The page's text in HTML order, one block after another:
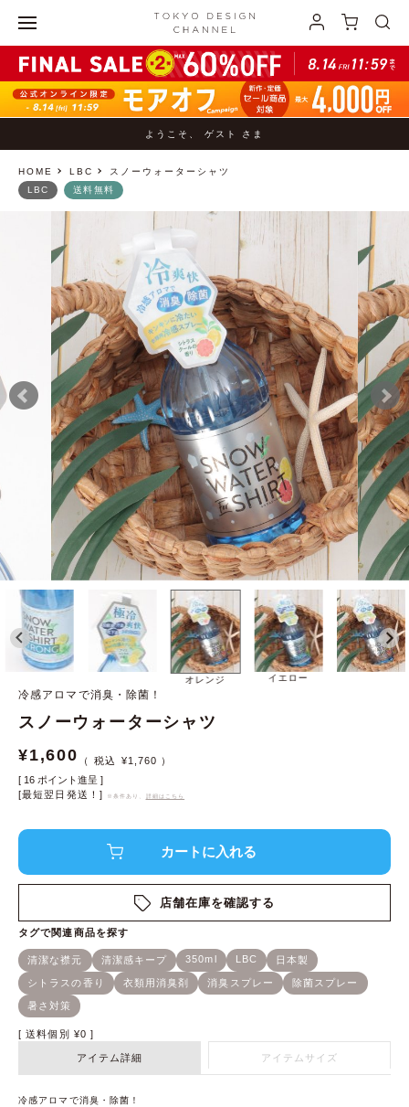
ようこそ、 ゲスト さま
HOME LBC スノーウォーターシャツ
オレンジ イエロー
LBC 送料無料
冷感アロマで消臭・除菌！
スノーウォーターシャツ
¥1,600 ¥1,760
[ 16 ポイント進呈 ]
[最短翌日発送！]
※条件あり、 詳細はこちら
店舗在庫を確認する
送料個別 ¥0
アイテム詳細 アイテムサイズ
冷感アロマで消臭・除菌！